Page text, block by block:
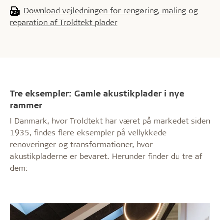
Download vejledningen for rengøring, maling og
reparation af Troldtekt plader
Tre eksempler: Gamle akustikplader i nye
rammer
I Danmark, hvor Troldtekt har været på markedet siden
1935, findes flere eksempler på vellykkede
renoveringer og transformationer, hvor
akustikpladerne er bevaret. Herunder finder du tre af
dem: